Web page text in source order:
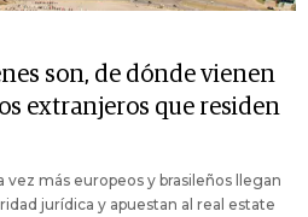
son, de dónde vienen
extranjeros que residen
más europeos y brasileños llegan
jurídica y apuestan al real estate